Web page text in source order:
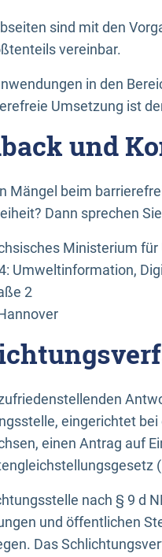
sind mit den
vereinbar.
in den
Umsetzung ist
und
Mängel beim
Dann sprechen
Ministerium
Umweltinformation,
2
eingerichtet
einen Antrag auf
nach § 9 d
und öffentlichen
Das